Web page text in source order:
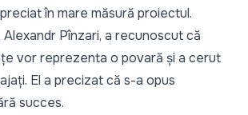
în mare măsură proiectul.
Pînzari, a recunoscut că
vor reprezenta o povară și a cerut
El a precizat că s-a opus
succes.